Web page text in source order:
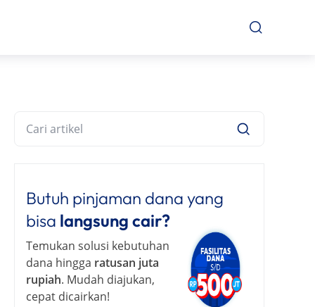
Butuh pinjaman dana yang
bisa langsung cair?
Temukan solusi kebutuhan
dana hingga ratusan juta
rupiah. Mudah diajukan,
cepat dicairkan!